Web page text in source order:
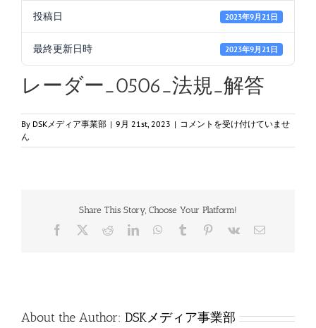
投稿日 2023年9月21日
最終更新日時 2023年9月21日
レーダー_0506_法規_解答
By DSKメディア事業部 | 9月 21st, 2023 | レ
ダ
_
解
答
コメントを受け付けていませ
ん
Share This Story, Choose Your Platform!
Facebook RedditLinkedInWhatsApp
Tumblr Pinterest
Vk
電
About the Author: DSKメディア事業部